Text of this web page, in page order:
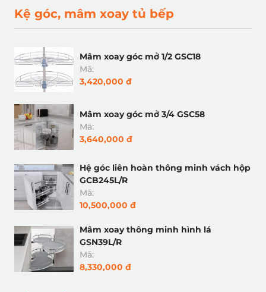
Kệ góc, mâm xoay tủ bếp
Mâm xoay góc mở 1/2 GSC18
Mã:
3,420,000 đ
Mâm xoay góc mở 3/4 GSC58
Mã:
3,640,000 đ
Hệ góc liên hoàn thông minh vách hộp
GCB245L/R
Mã:
10,500,000 đ
Mâm xoay thông minh hình lá
GSN39L/R
Mã:
8,330,000 đ